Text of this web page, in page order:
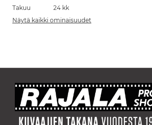
Takuu
24 kk
Näytä kaikki ominaisuudet